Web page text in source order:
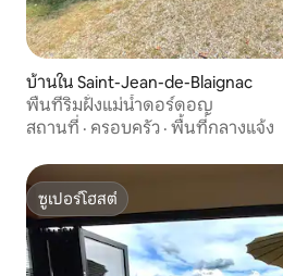
บ้านใน Saint-Jean-de-Blaignac
พื้นที่ริมฝั่งแม่น้ำดอร์ดอญ
สถานที่ · ครอบครัว · พื้นที่กลางแจ้ง
ซูเปอร์โฮสต์
ซูเปอร์โฮสต์